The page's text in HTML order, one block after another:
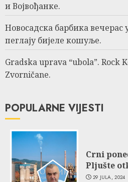
и Војвођанке.
Новосадска барбика
пеглају бијеле кошуље.
Gradska uprava “ubola”. Rock
Zvorničane.
POPULARNE VIJESTI
Crni
Pljušte
29 JULA, 2024